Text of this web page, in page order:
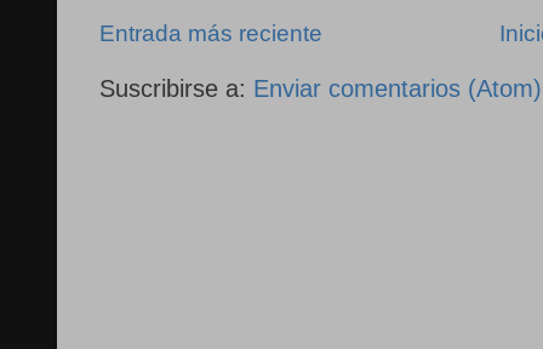
Entrada más reciente
Suscribirse a: Enviar comentarios (Atom)